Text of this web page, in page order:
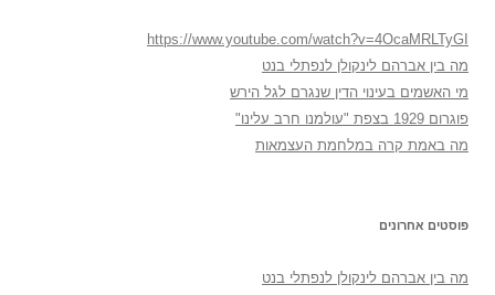
https://www.youtube.com/watch?v=4OcaMRLTyGI
מה בין אברהם לינקולן לנפתלי בנט
מי האשמים בעינוי הדין שנגרם לגל הירש
פוגרום 1929 בצפת "עולמנו חרב עלינו"
מה באמת קרה במלחמת העצמאות
פוסטים אחרונים
מה בין אברהם לינקולן לנפתלי בנט